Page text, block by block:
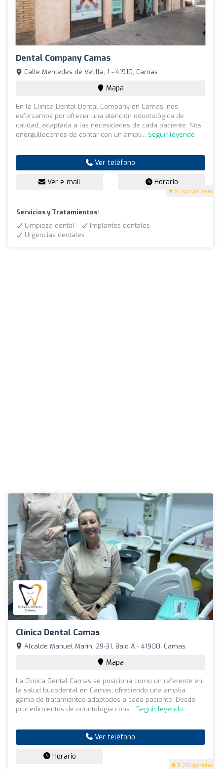
Dental Company Camas
5 (168 opiniones)
Calle Mercedes de Velilla, 1 - 41910, Camas
Mapa
En la Clínica Dental Dental Company en Camas, nos
esforzamos por ofrecer una atención odontológica de
calidad, adaptada a las necesidades de cada paciente. Nos
enorgullecemos de contar con un ampli... Seguir leyendo
Ver teléfono
Ver e-mail Horario
Servicios y Tratamientos:
Limpieza dental
Implantes dentales
Urgencias dentales
Clínica Dental Camas
5 (79 opiniones)
Alcalde Manuel Marín, 29-31, Bajo A - 41900, Camas
Mapa
La Clínica Dental Camas se posiciona como un referente en
la salud bucodental en Camas, ofreciendo una amplia
gama de tratamientos adaptados a cada paciente. Desde
procedimientos de odontología cons... Seguir leyendo
Ver teléfono
Horario